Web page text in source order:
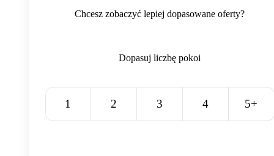
Chcesz zobaczyć lepiej dopasowane oferty?
Dopasuj liczbę pokoi
1 2 3 4 5+